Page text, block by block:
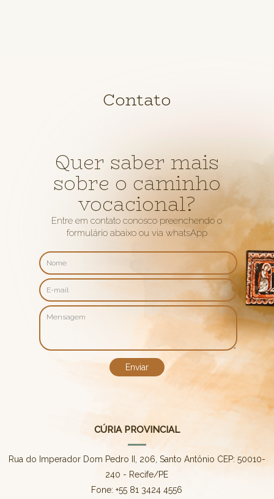
Contato
Quer saber mais
sobre o caminho
vocacional?
Entre em contato conosco preenchendo o
formulário abaixo ou via whatsApp
CÚRIA PROVINCIAL
Rua do Imperador Dom Pedro II, 206, Santo Antônio CEP: 50010-
240 - Recife/PE
Fone: +55 81 3424 4556